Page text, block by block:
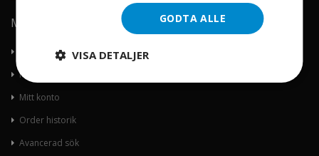
Min konto
Kontakta oss
Mitt konto
Order historik
Avancerad sök
GODTA ALLE
VISA DETALJER